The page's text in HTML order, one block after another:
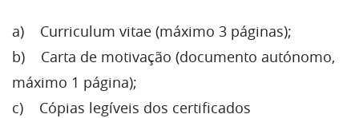
a) Curriculum vitae (máximo 3 páginas);
b) Carta de motivação (documento autónomo,
máximo 1 página);
c) Cópias legíveis dos certificados